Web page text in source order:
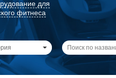
для
фитнеса